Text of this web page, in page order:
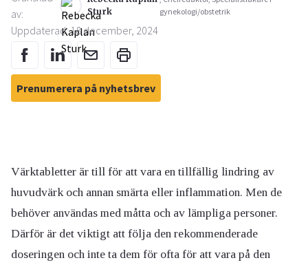
av:
Sturk
gynekologi/obstetrik
Uppdaterad: 18 december, 2024
Prenumerera på nyhetsbrev
Värktabletter är till för att vara en tillfällig lindring av
huvudvärk och annan smärta eller inflammation. Men de
behöver användas med måtta och av lämpliga personer.
Därför är det viktigt att följa den rekommenderade
doseringen och inte ta dem för ofta för att vara på den